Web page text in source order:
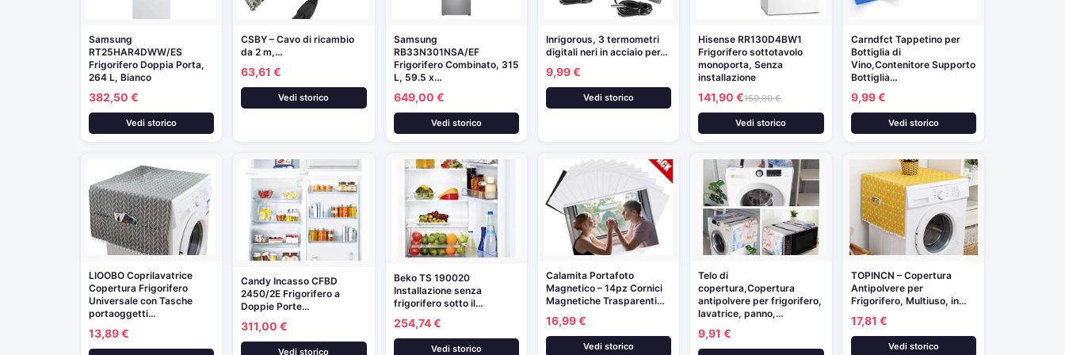
Samsung
RT25HAR4DWW/ES
Frigorifero Doppia Porta,
264 L, Bianco
382,50 €
Vedi storico
CSBY – Cavo di ricambio
da 2 m,…
63,61 €
Vedi storico
Samsung
RB33N301NSA/EF
Frigorifero Combinato, 315
L, 59.5 x…
649,00 €
Vedi storico
Inrigorous, 3 termometri
digitali neri in acciaio per…
9,99 €
Vedi storico
Hisense RR130D4BW1
Frigorifero sottotavolo
monoporta, Senza
installazione
141,90 €159,00 €
Vedi storico
Carndfct Tappetino per
Bottiglia di
Vino,Contenitore Supporto
Bottiglia…
9,99 €
Vedi storico
LIOOBO Coprilavatrice
Copertura Frigorifero
Universale con Tasche
portaoggetti…
13,89 €
Candy Incasso CFBD
2450/2E Frigorifero a
Doppie Porte…
311,00 €
Vedi storico
Beko TS 190020
Installazione senza
frigorifero sotto il…
254,74 €
Vedi storico
Calamita Portafoto
Magnetico – 14pz Cornici
Magnetiche Trasparenti…
16,99 €
Vedi storico
Telo di
copertura,Copertura
antipolvere per frigorifero,
lavatrice, panno,…
9,91 €
TOPINCN – Copertura
Antipolvere per
Frigorifero, Multiuso, in…
17,81 €
Vedi storico